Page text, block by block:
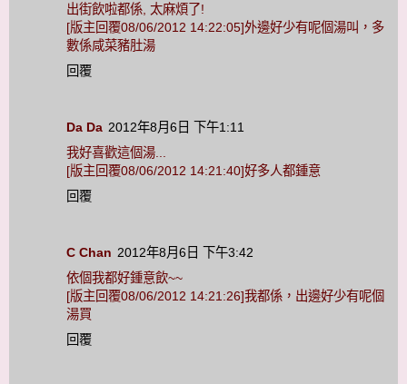
出街飲啦都係, 太麻煩了!
[版主回覆08/06/2012 14:22:05]外邊好少有呢個湯叫，多
數係咸菜豬肚湯
回覆
Da Da 2012年8月6日 下午1:11
我好喜歡這個湯...
[版主回覆08/06/2012 14:21:40]好多人都鍾意
回覆
C Chan 2012年8月6日 下午3:42
依個我都好鍾意飲~~
[版主回覆08/06/2012 14:21:26]我都係，出邊好少有呢個
湯買
回覆